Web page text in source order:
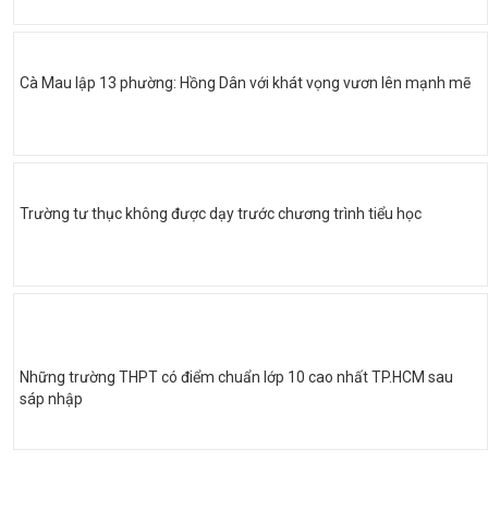
Cà Mau lập 13 phường: Hồng Dân với khát vọng vươn lên mạnh mẽ
Trường tư thục không được dạy trước chương trình tiểu học
Những trường THPT có điểm chuẩn lớp 10 cao nhất TP.HCM sau
sáp nhập